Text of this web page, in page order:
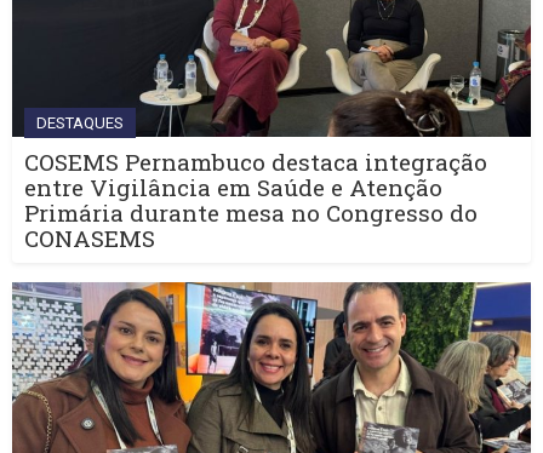
DESTAQUES
COSEMS Pernambuco destaca integração
entre Vigilância em Saúde e Atenção
Primária durante mesa no Congresso do
CONASEMS